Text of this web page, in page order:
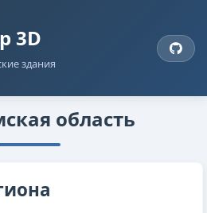
3D
здания
область